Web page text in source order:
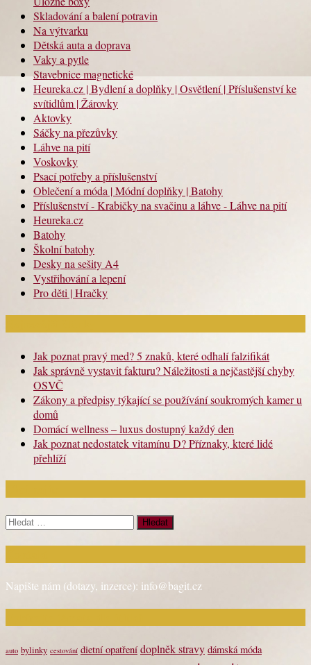
Skladování a balení potravin
Na výtvarku
Dětská auta a doprava
Vaky a pytle
Stavebnice magnetické
Heureka.cz | Bydlení a doplňky | Osvětlení | Příslušenství ke
svítidlům | Žárovky
Aktovky
Sáčky na přezůvky
Láhve na pití
Voskovky
Psací potřeby a příslušenství
Oblečení a móda | Módní doplňky | Batohy
Příslušenství - Krabičky na svačinu a láhve - Láhve na pití
Heureka.cz
Batohy
Školní batohy
Desky na sešity A4
Vystřihování a lepení
Pro děti | Hračky
Jak poznat pravý med? 5 znaků, které odhalí falzifikát
Jak správně vystavit fakturu? Náležitosti a nejčastější chyby
OSVČ
Zákony a předpisy týkající se používání soukromých kamer u
domů
Domácí wellness – luxus dostupný každý den
Jak poznat nedostatek vitamínu D? Příznaky, které lidé
přehlíží
Vyhledávání
Napište nám (dotazy, inzerce): info@bagit.cz
auto bylinky cestování dietní opatření doplněk stravy dámská móda